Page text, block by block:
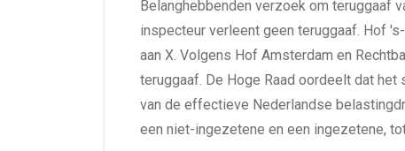
Belanghebbenden verzoek om teruggaaf
inspecteur verleent geen teruggaaf. Hof
aan X. Volgens Hof Amsterdam en
teruggaaf. De Hoge Raad oordeelt dat
van de effectieve Nederlandse
een niet-ingezetene en een ingezetene,